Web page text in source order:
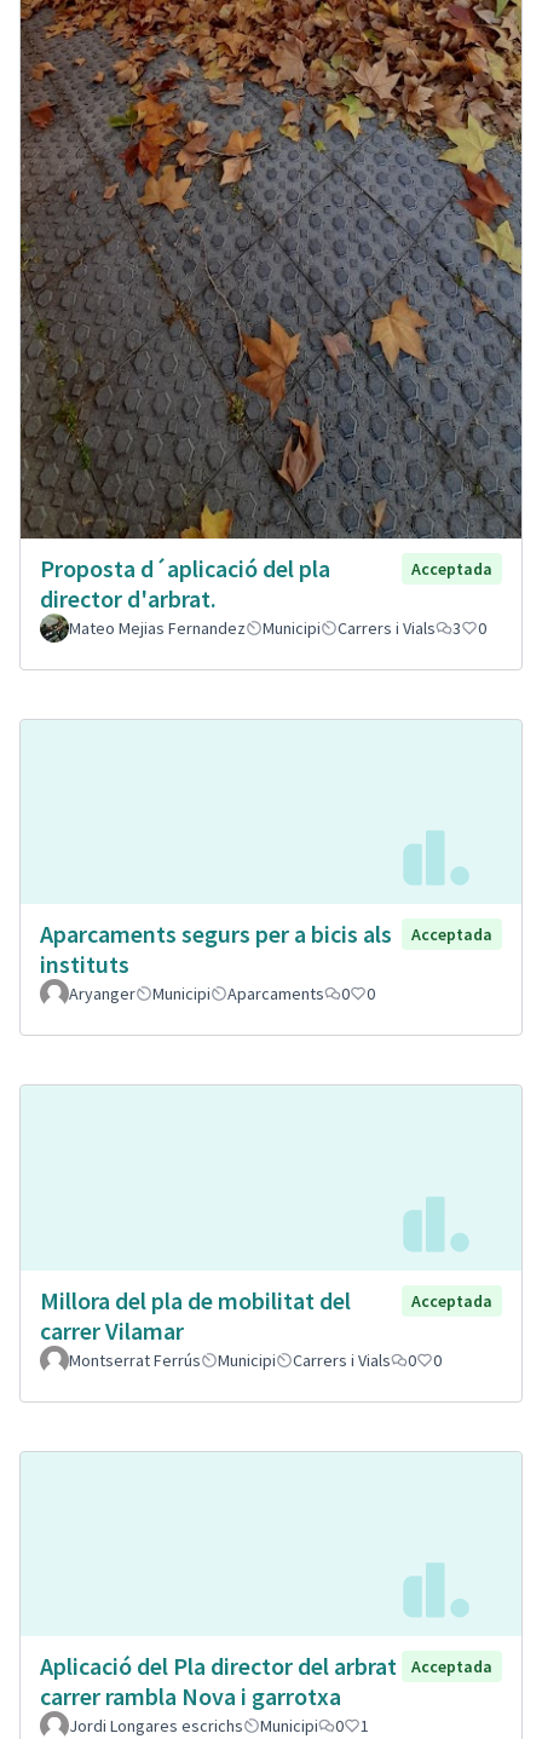
Proposta d´aplicació del pla
director d'arbrat.
Acceptada
Mateo Mejias Fernandez Municipi Carrers i Vials 3 0
Aparcaments segurs per a bicis als
instituts
Acceptada
Aryanger Municipi Aparcaments 0 0
Millora del pla de mobilitat del
carrer Vilamar
Acceptada
Montserrat Ferrús Municipi Carrers i Vials 0 0
Aplicació del Pla director del arbrat
carrer rambla Nova i garrotxa
Acceptada
Jordi Longares escrichs Municipi 0 1